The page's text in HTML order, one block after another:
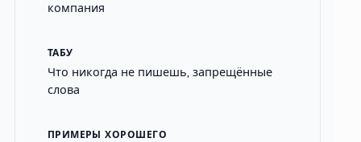
компания
ТАБУ
Что никогда не пишешь, запрещённые
слова
ПРИМЕРЫ ХОРОШЕГО